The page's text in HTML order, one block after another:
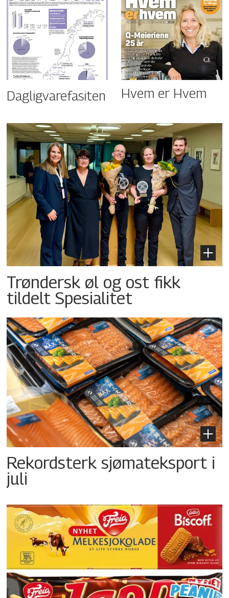
Dagligvarefasiten Hvem er Hvem
Trøndersk øl og ost fikk
tildelt Spesialitet
Rekordsterk sjømateksport i
juli